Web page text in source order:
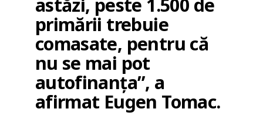
astăzi, peste 1.500 de
primării trebuie
comasate, pentru că
nu se mai pot
autofinanța”, a
afirmat Eugen Tomac.